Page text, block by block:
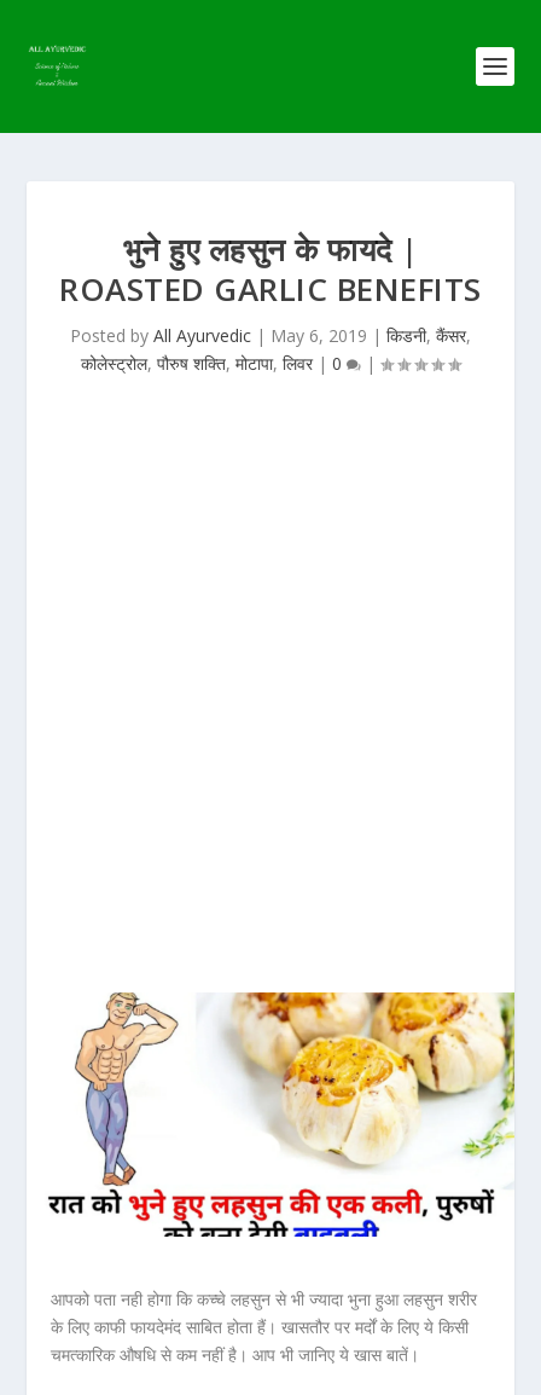
भुने हुए लहसुन के फायदे |
ROASTED GARLIC BENEFITS
Posted by All Ayurvedic | May 6, 2019 | किडनी, कैंसर,
कोलेस्ट्रोल, पौरुष शक्ति, मोटापा, लिवर| 0 |
आपको पता नही होगा कि कच्चे लहसुन से भी ज्यादा भुना हुआ लहसुन शरीर
के लिए काफी फायदेमंद साबित होता हैं। खासतौर पर मर्दों के लिए ये किसी
चमत्कारिक औषधि से कम नहीं है। आप भी जानिए ये खास बातें।